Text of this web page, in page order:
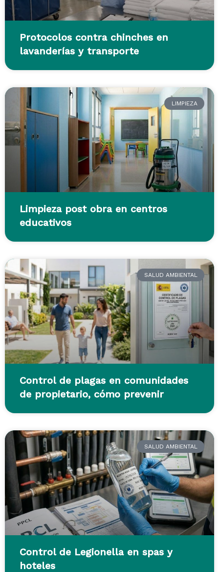
Protocolos contra chinches en
lavanderías y transporte
LIMPIEZA
Limpieza post obra en centros
educativos
SALUD AMBIENTAL
Control de plagas en comunidades
de propietario, cómo prevenir
SALUD AMBIENTAL
Control de Legionella en spas y
hoteles